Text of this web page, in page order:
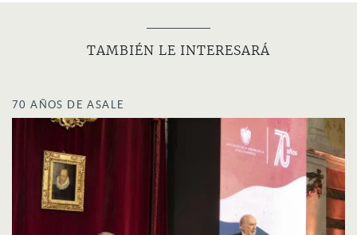
TAMBIÉN LE INTERESARÁ
70 AÑOS DE ASALE